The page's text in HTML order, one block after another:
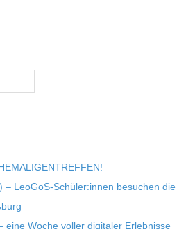
– LeoGoS-Schüler:innen besu­chen die
eine Woche vol­ler digi­ta­ler Erleb­nisse